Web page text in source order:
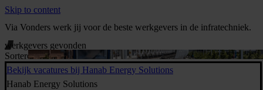
Skip to content
Via Vonders werk jij voor de beste werkgevers in de infratechniek.
werkgevers gevonden
Sorteren:
Hanab Energy Solutions
Bekijk vacatures bij Hanab Energy Solutions